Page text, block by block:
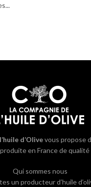
d’Olivevous propose
en France de qualité
Qui sommes nous
un producteur d’huile